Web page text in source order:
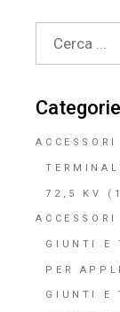
Search
for:
Categorie
72,5 KV
GIUNTI E
PER
GIUNTI E